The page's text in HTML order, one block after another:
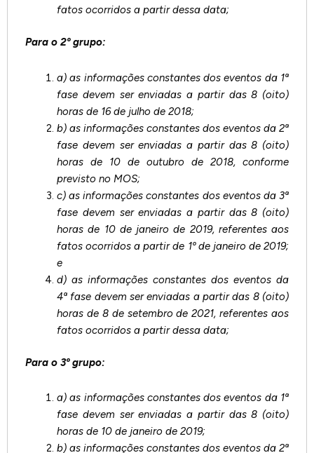
fatos ocorridos a partir dessa data;
Para o 2º grupo:
a) as informações constantes dos eventos da 1ª
fase devem ser enviadas a partir das 8 (oito)
horas de 16 de julho de 2018;
b) as informações constantes dos eventos da 2ª
fase devem ser enviadas a partir das 8 (oito)
horas de 10 de outubro de 2018, conforme
previsto no MOS;
c) as informações constantes dos eventos da 3ª
fase devem ser enviadas a partir das 8 (oito)
horas de 10 de janeiro de 2019, referentes aos
fatos ocorridos a partir de 1º de janeiro de 2019;
e
d) as informações constantes dos eventos da
4ª fase devem ser enviadas a partir das 8 (oito)
horas de 8 de setembro de 2021, referentes aos
fatos ocorridos a partir dessa data;
Para o 3º grupo:
a) as informações constantes dos eventos da 1ª
fase devem ser enviadas a partir das 8 (oito)
horas de 10 de janeiro de 2019;
b) as informações constantes dos eventos da 2ª